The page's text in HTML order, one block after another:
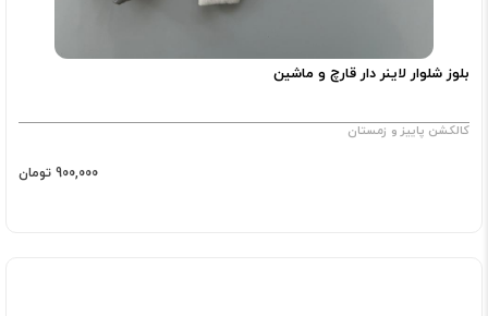
بلوز شلوار لاینر دار قارچ و ماشین
کالکشن پاییز و زمستان
900,000 تومان